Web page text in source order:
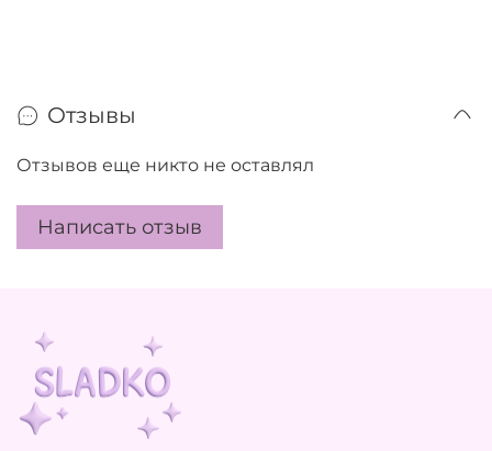
Отзывы
Отзывов еще никто не оставлял
Написать отзыв